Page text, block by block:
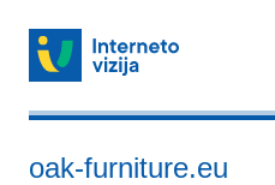
oak-furniture.eu